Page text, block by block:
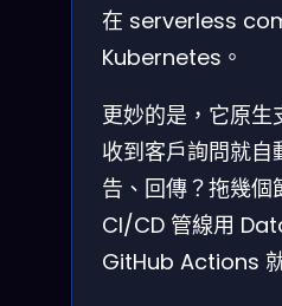
在 serverless
Kubernetes。
更妙的是，它原
收到客戶詢問就
告、回傳？拖幾
CI/CD 管線用
GitHub Actions